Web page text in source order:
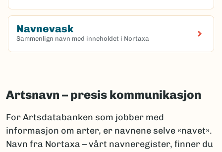
Navnevask
Sammenlign navn med inneholdet i Nortaxa
Artsnavn – presis kommunikasjon
For Artsdatabanken som jobber med
informasjon om arter, er navnene selve «navet».
Navn fra Nortaxa – vårt navneregister, finner du